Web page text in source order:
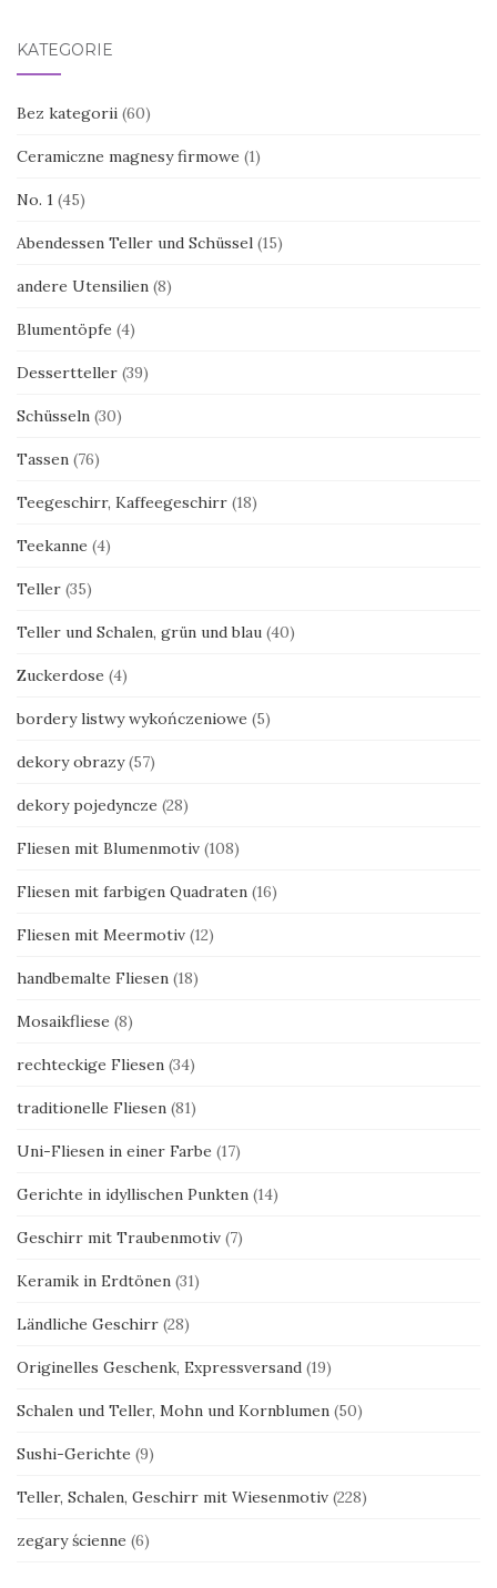
KATEGORIE
Bez kategorii (60)
Ceramiczne magnesy firmowe (1)
No. 1 (45)
Abendessen Teller und Schüssel (15)
andere Utensilien (8)
Blumentöpfe (4)
Dessertteller (39)
Schüsseln (30)
Tassen (76)
Teegeschirr, Kaffeegeschirr (18)
Teekanne (4)
Teller (35)
Teller und Schalen, grün und blau (40)
Zuckerdose (4)
bordery listwy wykończeniowe (5)
dekory obrazy (57)
dekory pojedyncze (28)
Fliesen mit Blumenmotiv (108)
Fliesen mit farbigen Quadraten (16)
Fliesen mit Meermotiv (12)
handbemalte Fliesen (18)
Mosaikfliese (8)
rechteckige Fliesen (34)
traditionelle Fliesen (81)
Uni-Fliesen in einer Farbe (17)
Gerichte in idyllischen Punkten (14)
Geschirr mit Traubenmotiv (7)
Keramik in Erdtönen (31)
Ländliche Geschirr (28)
Originelles Geschenk, Expressversand (19)
Schalen und Teller, Mohn und Kornblumen (50)
Sushi-Gerichte (9)
Teller, Schalen, Geschirr mit Wiesenmotiv (228)
zegary ścienne (6)